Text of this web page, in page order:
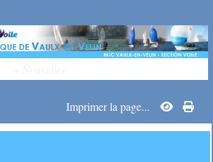
Imprimer la page...